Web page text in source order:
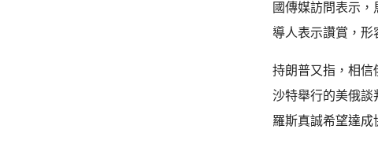
國傳媒訪問表示
導人表示讚賞，形
持朗普又指，相信
沙特舉行的美俄
羅斯真誠希望達成